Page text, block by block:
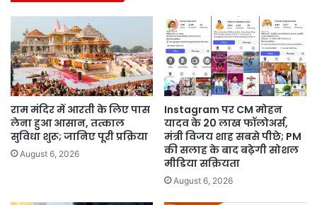
राम मंदिर में आरती के लिए पास
लेना हुआ आसान, तत्काल
सुविधा शुरू; जानिए पूरी प्रक्रिया
August 6, 2026
Instagram पर CM मोहन
यादव के 20 लाख फॉलोअर्स,
मंत्री विजय शाह सबसे पीछे; PM
की सलाह के बाद बढ़ेगी सोशल
मीडिया सक्रियता
August 6, 2026